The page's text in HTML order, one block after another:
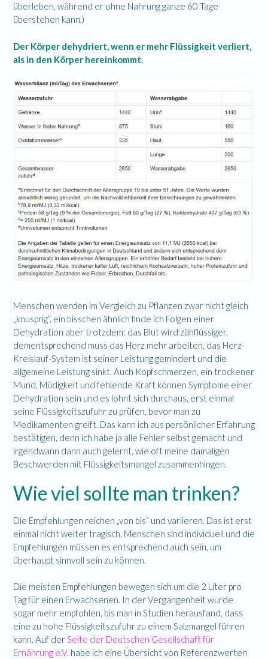
überleben, während er ohne Nahrung ganze 60 Tage
überstehen kann.)
Der Körper dehydriert, wenn er mehr Flüssigkeit verliert,
als in den Körper hereinkommt.
Menschen werden im Vergleich zu Pflanzen zwar nicht gleich
„knusprig“, ein bisschen ähnlich finde ich Folgen einer
Dehydration aber trotzdem: das Blut wird zähflüssiger,
dementsprechend muss das Herz mehr arbeiten, das Herz-
Kreislauf-System ist seiner Leistung gemindert und die
allgemeine Leistung sinkt. Auch Kopfschmerzen, ein trockener
Mund, Müdigkeit und fehlende Kraft können Symptome einer
Dehydration sein und es lohnt sich durchaus, erst einmal
seine Flüssigkeitszufuhr zu prüfen, bevor man zu
Medikamenten greift. Das kann ich aus persönlicher Erfahrung
bestätigen, denn ich habe ja alle Fehler selbst gemacht und
irgendwann dann auch gelernt, wie oft meine damaligen
Beschwerden mit Flüssigkeitsmangel zusammenhingen.
Wie viel sollte man trinken?
Die Empfehlungen reichen „von bis“ und variieren. Das ist erst
einmal nicht weiter tragisch, Menschen sind individuell und die
Empfehlungen müssen es entsprechend auch sein, um
überhaupt sinnvoll sein zu können.
Die meisten Empfehlungen bewegen sich um die 2 Liter pro
Tag für einen Erwachsenen. In der Vergangenheit wurde
sogar mehr empfohlen, bis man in Studien herausfand, dass
eine zu hohe Flüssigkeitszufuhr zu einem Salzmangel führen
kann. Auf derSeite der Deutschen Gesellschaft für
Ernährung e.V. habe ich eine Übersicht von Referenzwerten